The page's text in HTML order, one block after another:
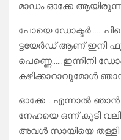
മാഡം ഓക്കേ
പോയെ
ട്ടയേർഡ് ആണ് ഇനി
പെണ്ണെ……ഇന്നിനി
കഴിക്കാറാവുമോൾ ഞാൻ
ഓക്കേ… എന്നാൽ
നേഹയെ ഒന്ന് കൂടി
അവൾ സായിയെ തള്ളി